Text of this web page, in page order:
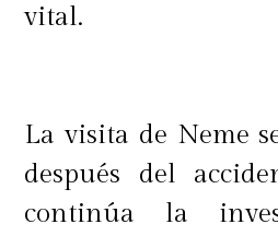
vital.
La visita de Neme
después del
continúa la